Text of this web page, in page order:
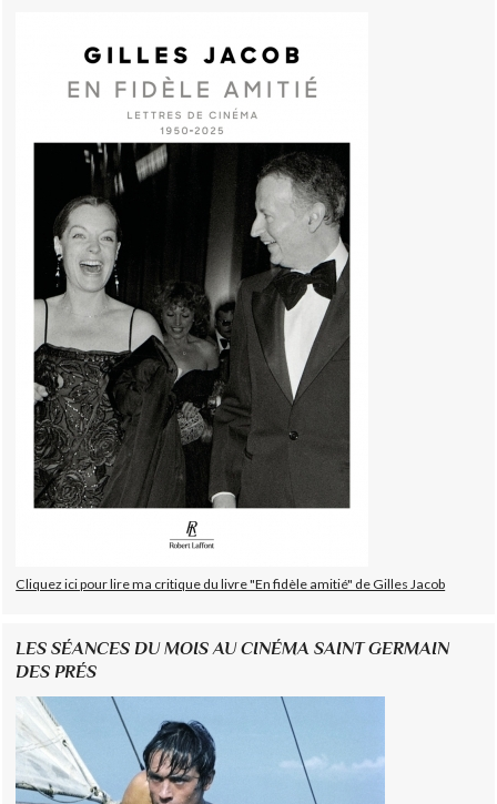
Cliquez ici pour lire ma critique du livre "En fidèle amitié" de Gilles Jacob
LES SÉANCES DU MOIS AU CINÉMA SAINT GERMAIN
DES PRÉS